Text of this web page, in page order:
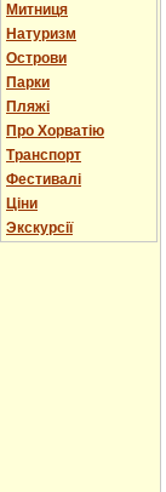
Митниця
Натуризм
Острови
Парки
Пляжі
Про Хорватію
Транспорт
Фестивалі
Ціни
Экскурсії